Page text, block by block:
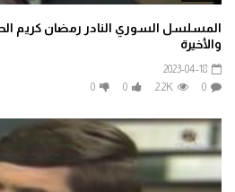
المسلسل السوري النادر رمضان كريم
والأخيرة
2023-04-18
0
2.2K
0
0